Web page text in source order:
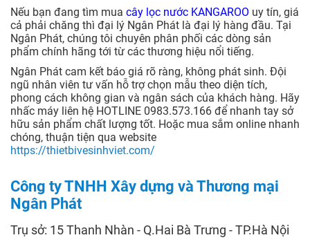
Nếu bạn đang tìm mua cây lọc nước KANGAROO uy tín, giá
cả phải chăng thì đại lý Ngân Phát là đại lý hàng đầu. Tại
Ngân Phát, chúng tôi chuyên phân phối các dòng sản
phẩm chính hãng tới từ các thương hiệu nổi tiếng.
Ngân Phát cam kết báo giá rõ ràng, không phát sinh. Đội
ngũ nhân viên tư vấn hỗ trợ chọn mẫu theo diện tích,
phong cách không gian và ngân sách của khách hàng. Hãy
nhấc máy liên hệ HOTLINE 0983.573.166 để nhanh tay sở
hữu sản phẩm chất lượng tốt. Hoặc mua sắm online nhanh
chóng, thuận tiện qua website
https://thietbivesinhviet.com/
Công ty TNHH Xây dựng và Thương mại
Ngân Phát
Trụ sở: 15 Thanh Nhàn - Q.Hai Bà Trưng - TP.Hà Nội